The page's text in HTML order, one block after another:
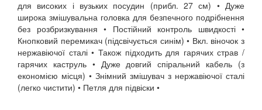
для високих і вузьких посудин (прибл. 27 см) • Дуже
широка змішувальна головка для безпечного подрібнення
без розбризкування • Постійний контроль швидкості •
Кнопковий перемикач (підсвічується синім) • Вкл. віночок з
нержавіючої сталі • Також підходить для гарячих страв /
гарячих каструль • Дуже довгий спіральний кабель (з
економією місця) • Знімний змішувач з нержавіючої сталі
(легко чистити) • Петля для підвіски •